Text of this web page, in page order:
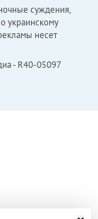
суждения,
украинскому
несет
- R40-05097